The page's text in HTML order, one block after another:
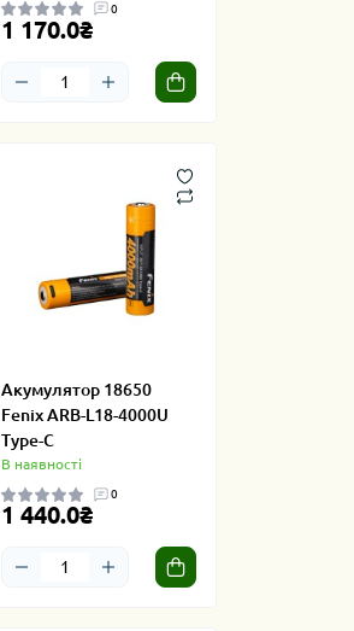
0
1 170.0₴
Акумулятор 18650
Fenix ARB-L18-4000U
Type-C
В наявності
0
1 440.0₴